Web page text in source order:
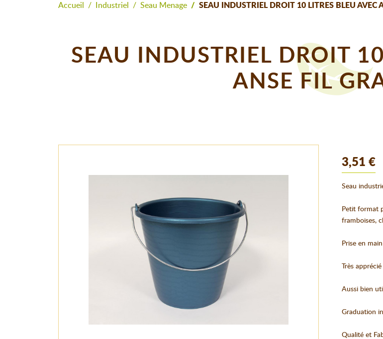
Accueil Industriel Seau Menage SEAU INDUSTRIEL DROIT 10 LITRES BLEU AVEC
SEAU INDUSTRIEL DROIT
ANSE FIL
3,51 €
Seau
Petit format
framboises,
Prise en
Très
Aussi bien
Graduation
Qualité et